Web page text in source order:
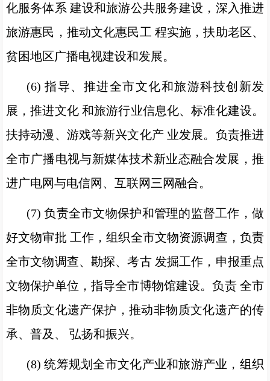
化服务体系 建设和旅游公共服务建设，深入推进
旅游惠民，推动文化惠民工 程实施，扶助老区、
贫困地区广播电视建设和发展。
(6) 指导、推进全市文化和旅游科技创新发
展，推进文化 和旅游行业信息化、标准化建设。
扶持动漫、游戏等新兴文化产 业发展。负责推进
全市广播电视与新媒体技术新业态融合发展，推
进广电网与电信网、互联网三网融合。
(7) 负责全市文物保护和管理的监督工作，做
好文物审批 工作，组织全市文物资源调查，负责
全市文物调查、勘探、考古 发掘工作，申报重点
文物保护单位，指导全市博物馆建设。负责 全市
非物质文化遗产保护，推动非物质文化遗产的传
承、普及、 弘扬和振兴。
(8) 统筹规划全市文化产业和旅游产业，组织